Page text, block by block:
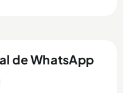
de WhatsApp